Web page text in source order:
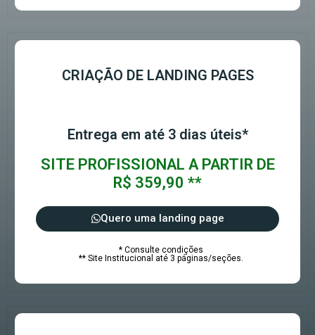
CRIAÇÃO DE LANDING PAGES
Entrega em até 3 dias úteis*
SITE PROFISSIONAL A PARTIR DE
R$ 359,90 **
Quero uma landing page
* Consulte condições
** Site Institucional até 3 páginas/seções.